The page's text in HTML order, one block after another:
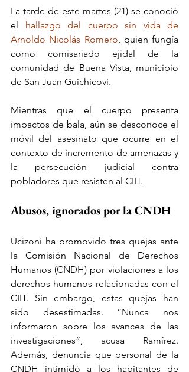
La tarde de este martes (21) se conoció
el hallazgo del cuerpo sin vida de
Arnoldo Nicolás Romero , quien fungía
como comisariado ejidal de la
comunidad de Buena Vista, municipio
de San Juan Guichicovi.
Mientras que el cuerpo presenta
impactos de bala, aún se desconoce el
móvil del asesinato que ocurre en el
contexto de incremento de amenazas y
la persecución judicial contra
pobladores que resisten al CIIT.
Abusos, ignorados por la CNDH
Ucizoni ha promovido tres quejas ante
la Comisión Nacional de Derechos
Humanos (CNDH) por violaciones a los
derechos humanos relacionadas con el
CIIT. Sin embargo, estas quejas han
sido desestimadas. “Nunca nos
informaron sobre los avances de las
investigaciones”, acusa Ramírez.
Además, denuncia que personal de la
CNDH intimidó a los habitantes de